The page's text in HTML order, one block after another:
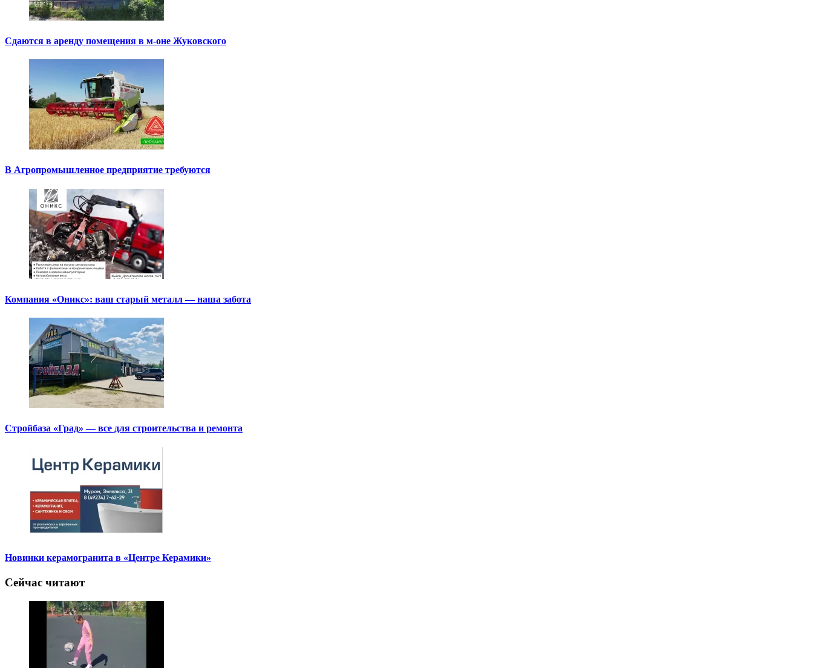
Сдаются в аренду помещения в м-оне Жуковского
В Агропромышленное предприятие требуются
Компания «Оникс»: ваш старый металл — наша забота
Стройбаза «Град» — все для строительства и ремонта
Новинки керамогранита в «Центре Керамики»
Сейчас читают